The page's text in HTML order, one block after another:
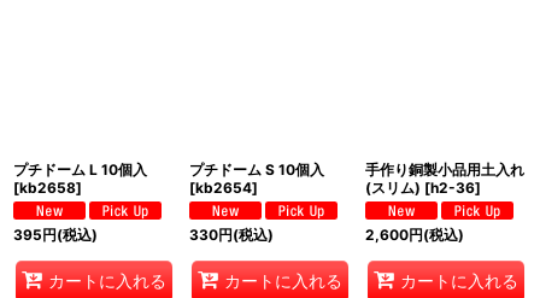
プチドーム L 10個入
[kb2658]
395円(税込)
カートに入れる
プチドーム S 10個入
[kb2654]
330円(税込)
カートに入れる
手作り銅製小品用土入れ
(スリム) [h2-36]
2,600円(税込)
カートに入れる